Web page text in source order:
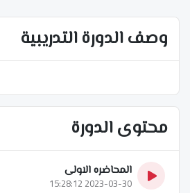
وصف الدورة التدريبية
محتوى الدورة
المحاضره الاولى
2023-03-30 15:28:12